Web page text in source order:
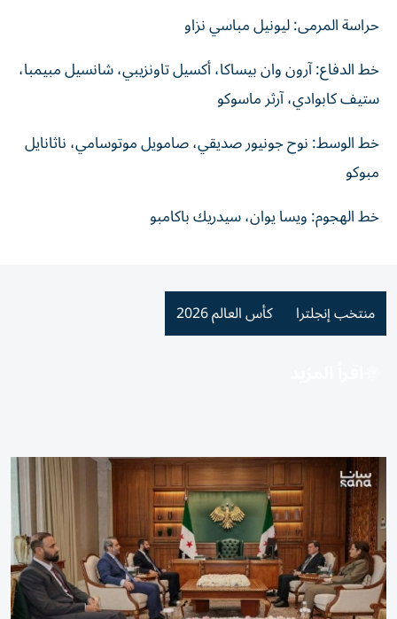
حراسة المرمى: ليونيل مباسي نزاو
خط الدفاع: آرون وان بيساكا، أكسيل تاونزيبي، شانسيل مبيمبا،
ستيف كابوادي، آرثر ماسوكو
خط الوسط: نوح جونيور صديقي، صامويل موتوسامي، ناثانايل
مبوكو
خط الهجوم: ويسا يوان، سيدريك باكامبو
منتخب إنجلترا كأس العالم 2026